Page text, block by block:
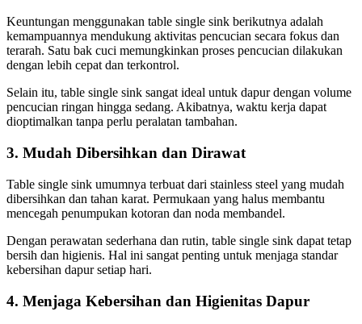
Keuntungan menggunakan table single sink berikutnya adalah
kemampuannya mendukung aktivitas pencucian secara fokus dan
terarah. Satu bak cuci memungkinkan proses pencucian dilakukan
dengan lebih cepat dan terkontrol.
Selain itu, table single sink sangat ideal untuk dapur dengan volume
pencucian ringan hingga sedang. Akibatnya, waktu kerja dapat
dioptimalkan tanpa perlu peralatan tambahan.
3. Mudah Dibersihkan dan Dirawat
Table single sink umumnya terbuat dari stainless steel yang mudah
dibersihkan dan tahan karat. Permukaan yang halus membantu
mencegah penumpukan kotoran dan noda membandel.
Dengan perawatan sederhana dan rutin, table single sink dapat tetap
bersih dan higienis. Hal ini sangat penting untuk menjaga standar
kebersihan dapur setiap hari.
4. Menjaga Kebersihan dan Higienitas Dapur